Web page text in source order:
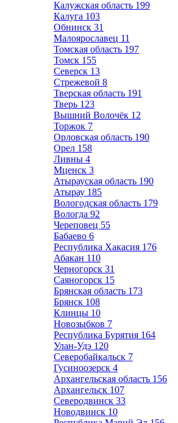
Калужская область 199
Калуга 103
Обнинск 31
Малоярославец 11
Томская область 197
Томск 155
Северск 13
Стрежевой 8
Тверская область 191
Тверь 123
Вышний Волочёк 12
Торжок 7
Орловская область 190
Орел 158
Ливны 4
Мценск 3
Атырауская область 190
Атырау 185
Вологодская область 179
Вологда 92
Череповец 55
Бабаево 6
Республика Хакасия 176
Абакан 110
Черногорск 31
Саяногорск 15
Брянская область 173
Брянск 108
Клинцы 10
Новозыбков 7
Республика Бурятия 164
Улан-Удэ 120
Северобайкальск 7
Гусиноозерск 4
Архангельская область 156
Архангельск 107
Северодвинск 33
Новодвинск 10